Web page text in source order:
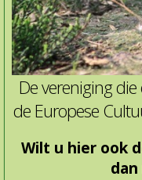
De vereniging
de Europese
Wilt u hier ook
dan